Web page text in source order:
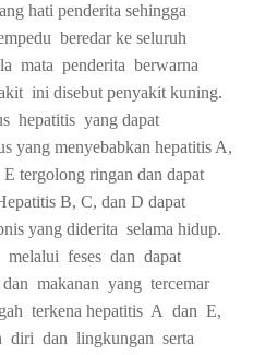
hati penderita sehingga
beredar ke seluruh
mata penderita berwarna
ini disebut penyakit kuning.
hepatitis yang dapat
yang menyebabkan hepatitis A,
tergolong ringan dan dapat
B, C, dan D dapat
yang diderita selama hidup.
feses dan dapat
makanan yang tercemar
terkena hepatitis A dan E,
diri dan lingkungan serta